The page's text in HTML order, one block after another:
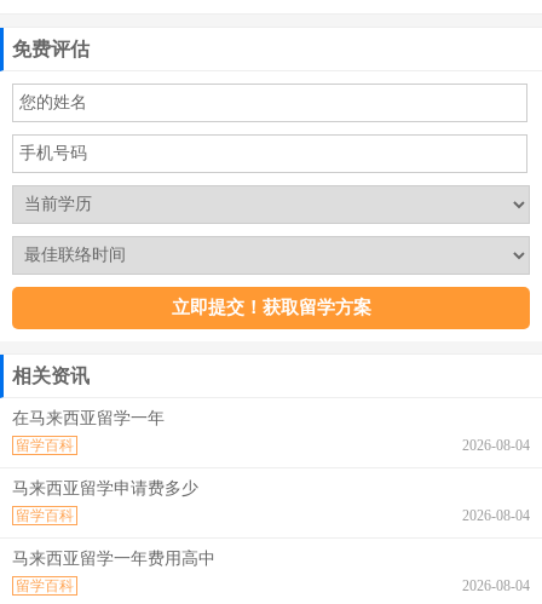
免费评估
相关资讯
在马来西亚留学一年
2026-08-04
留学百科
马来西亚留学申请费多少
2026-08-04
留学百科
马来西亚留学一年费用高中
2026-08-04
留学百科